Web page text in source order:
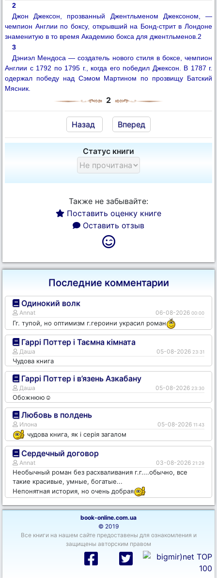
2
Джон Джексон, прозванный Джентльменом Джексоном, —
чемпион Англии по боксу, открывший на Бонд-стрит в Лондоне
знаменитую в то время Академию бокса для джентльменов.2
3
Дэниэл Мендоса — создатель нового стиля в боксе, чемпион
Англии с 1792 по 1795 г., когда его победил Джексон. В 1787 г.
одержал победу над Сэмом Мартином по прозвищу Батский
Мясник.
2
Назад Вперед
Статус книги
Также не забывайте:
Поставить оценку книге
Оставить отзыв
Последние комментарии
Одинокий волк
Annat 06-08-2026 00:00
Гг. тупой, но оптимизм г.героини украсил роман
Гаррі Поттер і Таємна кімната
Даша 05-08-2026 23:31
Чудова книга
Гаррі Поттер і в’язень Азкабану
Даша 05-08-2026 23:30
Обожнюю☺️
Любовь в полдень
Илона 05-08-2026 11:43
чудова книга, як і серія загалом
Сердечный договор
Annat 03-08-2026 21:29
Необычный роман без расхваливания г.г....обычно, все
такие красивые, умные, богатые...
Непонятная история, но очень добрая
book-online.com.ua
© 2019
Все книги на нашем сайте предоставены для ознакомления и
защищены авторским правом